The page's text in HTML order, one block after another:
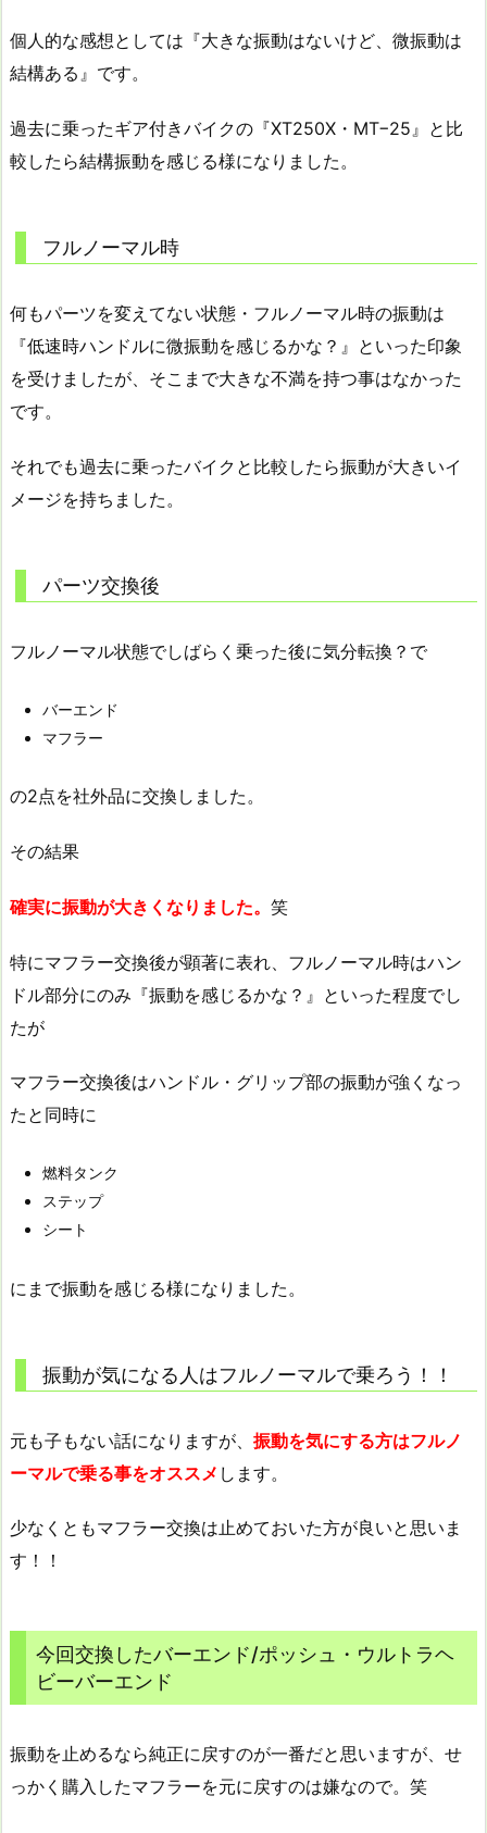
個人的な感想としては『大きな振動はないけど、微振動は
結構ある』です。
過去に乗ったギア付きバイクの『XT250X・MT−25』と比
較したら結構振動を感じる様になりました。
フルノーマル時
何もパーツを変えてない状態・フルノーマル時の振動は
『低速時ハンドルに微振動を感じるかな？』といった印象
を受けましたが、そこまで大きな不満を持つ事はなかった
です。
それでも過去に乗ったバイクと比較したら振動が大きいイ
メージを持ちました。
パーツ交換後
フルノーマル状態でしばらく乗った後に気分転換？で
バーエンド
マフラー
の2点を社外品に交換しました。
その結果
確実に振動が大きくなりました。 笑
特にマフラー交換後が顕著に表れ、フルノーマル時はハン
ドル部分にのみ『振動を感じるかな？』といった程度でし
たが
マフラー交換後はハンドル・グリップ部の振動が強くなっ
たと同時に
燃料タンク
ステップ
シート
にまで振動を感じる様になりました。
振動が気になる人はフルノーマルで乗ろう！！
元も子もない話になりますが、 振動を気にする方はフルノ
ーマルで乗る事をオススメ します。
少なくともマフラー交換は止めておいた方が良いと思いま
す！！
今回交換したバーエンド/ポッシュ・ウルトラヘ
ビーバーエンド
振動を止めるなら純正に戻すのが一番だと思いますが、せ
っかく購入したマフラーを元に戻すのは嫌なので。笑